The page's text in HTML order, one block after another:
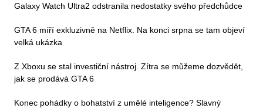
Galaxy Watch Ultra2 odstranila nedostatky svého předchůdce
GTA 6 míří exkluzivně na Netflix. Na konci srpna se tam objeví
velká ukázka
Z Xboxu se stal investiční nástroj. Zítra se můžeme dozvědět,
jak se prodává GTA 6
Konec pohádky o bohatství z umělé inteligence? Slavný